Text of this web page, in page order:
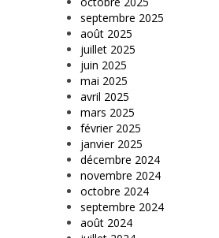
septembre 2025
août 2025
juillet 2025
juin 2025
mai 2025
avril 2025
mars 2025
février 2025
janvier 2025
décembre 2024
novembre 2024
octobre 2024
septembre 2024
août 2024